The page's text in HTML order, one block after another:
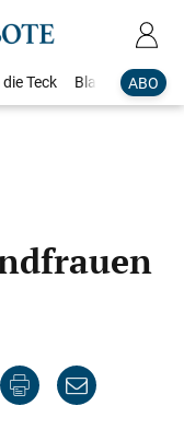
ABO
Teck Blaulicht